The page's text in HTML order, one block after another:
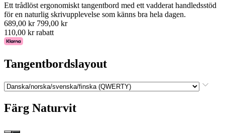
Ett trådlöst ergonomiskt tangentbord med ett vadderat handledsstöd
för en naturlig skrivupplevelse som känns bra hela dagen.
689,00 kr 799,00 kr
110,00 kr rabatt
Tangentbordslayout
Färg Naturvit